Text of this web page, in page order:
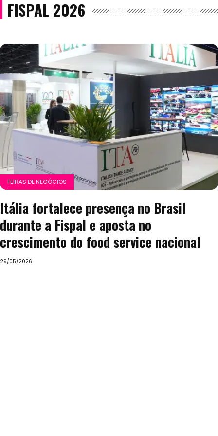
FISPAL 2026
FEIRAS DE NEGÓCIOS
Itália fortalece presença no Brasil
durante a Fispal e aposta no
crescimento do food service nacional
29/05/2026